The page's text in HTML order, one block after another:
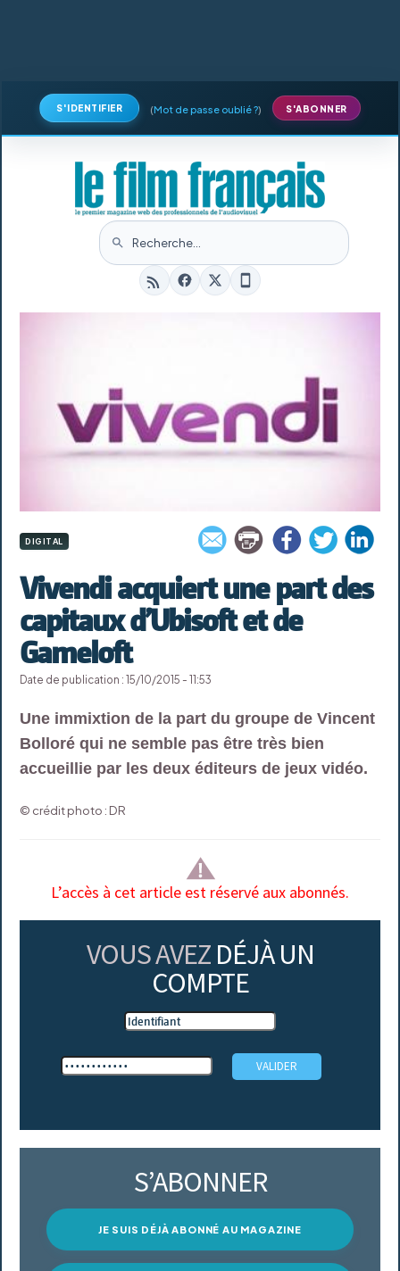
S'IDENTIFIER (Mot de passe oublié ?) S'ABONNER
DIGITAL
Vivendi acquiert une part des
capitaux d’Ubisoft et de
Gameloft
Date de publication : 15/10/2015 - 11:53
Une immixtion de la part du groupe de Vincent
Bolloré qui ne semble pas être très bien
accueillie par les deux éditeurs de jeux vidéo.
© crédit photo : DR
L’accès à cet article est réservé aux abonnés.
VOUS AVEZ DÉJÀ UN
COMPTE
S’ABONNER
JE SUIS DÉJÀ ABONNÉ AU MAGAZINE